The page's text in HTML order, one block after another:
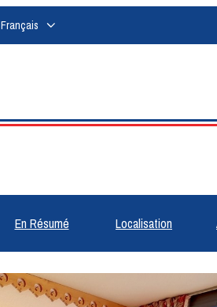
Français
En Résumé Localisation